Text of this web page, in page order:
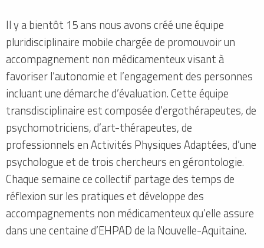
Il y a bientôt 15 ans nous avons créé une équipe
pluridisciplinaire mobile chargée de promouvoir un
accompagnement non médicamenteux visant à
favoriser l’autonomie et l’engagement des personnes
incluant une démarche d’évaluation. Cette équipe
transdisciplinaire est composée d’ergothérapeutes, de
psychomotriciens, d’art-thérapeutes, de
professionnels en Activités Physiques Adaptées, d’une
psychologue et de trois chercheurs en gérontologie.
Chaque semaine ce collectif partage des temps de
réflexion sur les pratiques et développe des
accompagnements non médicamenteux qu’elle assure
dans une centaine d’EHPAD de la Nouvelle-Aquitaine.